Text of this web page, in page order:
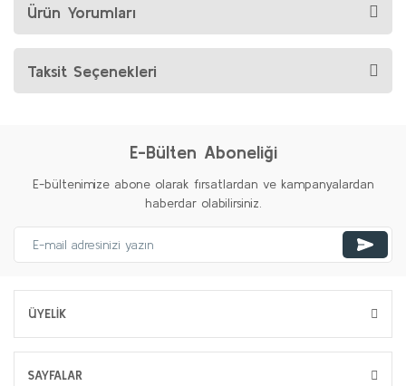
Ürün Yorumları
Taksit Seçenekleri
E-Bülten Aboneliği
E-bültenimize abone olarak fırsatlardan ve kampanyalardan
haberdar olabilirsiniz.
ÜYELİK
SAYFALAR